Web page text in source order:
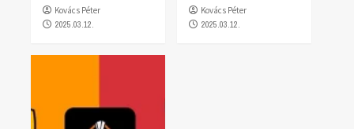
Kovács Péter
2025.03.12.
Kovács Péter
2025.03.12.